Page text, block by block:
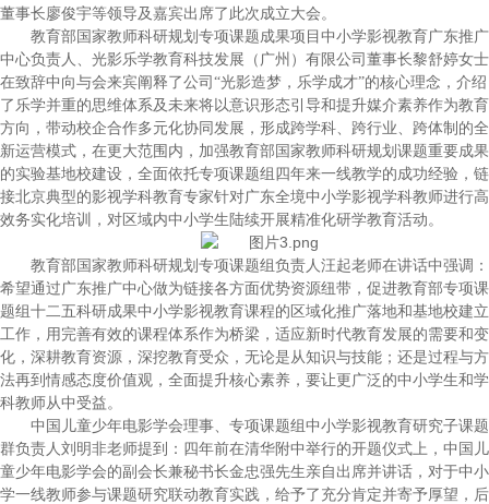
董事长廖俊宇等领导及嘉宾出席了此次成立大会。
教育部国家教师科研规划专项课题成果项目中小学影视教育广东推广
中心负责人、光影乐学教育科技发展（广州）有限公司董事长黎舒婷女士
在致辞中向与会来宾阐释了公司“光影造梦，乐学成才”的核心理念，介绍
了乐学并重的思维体系及未来将以意识形态引导和提升媒介素养作为教育
方向，带动校企合作多元化协同发展，形成跨学科、跨行业、跨体制的全
新运营模式，在更大范围内，加强教育部国家教师科研规划课题重要成果
的实验基地校建设，全面依托专项课题组四年来一线教学的成功经验，链
接北京典型的影视学科教育专家针对广东全境中小学影视学科教师进行高
效务实化培训，对区域内中小学生陆续开展精准化研学教育活动。
教育部国家教师科研规划专项课题组负责人汪起老师在讲话中强调：
希望通过广东推广中心做为链接各方面优势资源纽带，促进教育部专项课
题组十二五科研成果中小学影视教育课程的区域化推广落地和基地校建立
工作，用完善有效的课程体系作为桥梁，适应新时代教育发展的需要和变
化，深耕教育资源，深挖教育受众，无论是从知识与技能；还是过程与方
法再到情感态度价值观，全面提升核心素养，要让更广泛的中小学生和学
科教师从中受益。
中国儿童少年电影学会理事、专项课题组中小学影视教育研究子课题
群负责人刘明非老师提到：四年前在清华附中举行的开题仪式上，中国儿
童少年电影学会的副会长兼秘书长金忠强先生亲自出席并讲话，对于中小
学一线教师参与课题研究联动教育实践，给予了充分肯定并寄予厚望，后